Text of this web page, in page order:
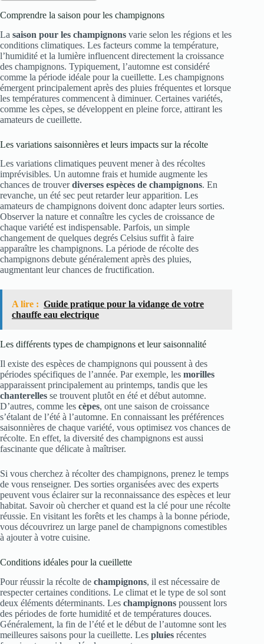
Comprendre la saison pour les champignons
La saison pour les champignons varie selon les régions et les
conditions climatiques. Les facteurs comme la température,
l’humidité et la lumière influencent directement la croissance
des champignons. Typiquement, l’automne est considéré
comme la période idéale pour la cueillette. Les champignons
émergent principalement après des pluies fréquentes et lorsque
les températures commencent à diminuer. Certaines variétés,
comme les cèpes, se développent en pleine force, attirant les
amateurs de cueillette.
Les variations saisonnières et leurs impacts sur la récolte
Les variations climatiques peuvent mener à des récoltes
imprévisibles. Un automne frais et humide augmente les
chances de trouverdiverses espèces de champignons. En
revanche, un été sec peut retarder leur apparition. Les
amateurs de champignons doivent donc adapter leurs sorties.
Observer la nature et connaître les cycles de croissance de
chaque variété est indispensable. Parfois, un simple
changement de quelques degrés Celsius suffit à faire
apparaître les champignons. La période de récolte des
champignons debute généralement après des pluies,
augmentant leur chances de fructification.
A lire : Guide pratique pour la vidange de votre
chauffe eau electrique
Les différents types de champignons et leur saisonnalité
Il existe des espèces de champignons qui poussent à des
périodes spécifiques de l’année. Par exemple, les morilles
apparaissent principalement au printemps, tandis que les
chanterelles se trouvent plutôt en été et début automne.
D’autres, comme les cèpes, ont une saison de croissance
s’étalant de l’été à l’automne. En connaissant les préférences
saisonnières de chaque variété, vous optimisez vos chances de
récolte. En effet, la diversité des champignons est aussi
fascinante que délicate à maîtriser.
Si vous cherchez à récolter des champignons, prenez le temps
de vous renseigner. Des sorties organisées avec des experts
peuvent vous éclairer sur la reconnaissance des espèces et leur
habitat. Savoir où chercher et quand est la clé pour une récolte
réussie. En visitant les forêts et les champs à la bonne période,
vous découvrirez un large panel de champignons comestibles
à ajouter à votre cuisine.
Conditions idéales pour la cueillette
Pour réussir la récolte de champignons, il est nécessaire de
respecter certaines conditions. Le climat et le type de sol sont
deux éléments déterminants. Les champignons poussent lors
des périodes de forte humidité et de températures douces.
Généralement, la fin de l’été et le début de l’automne sont les
meilleures saisons pour la cueillette. Les pluies récentes